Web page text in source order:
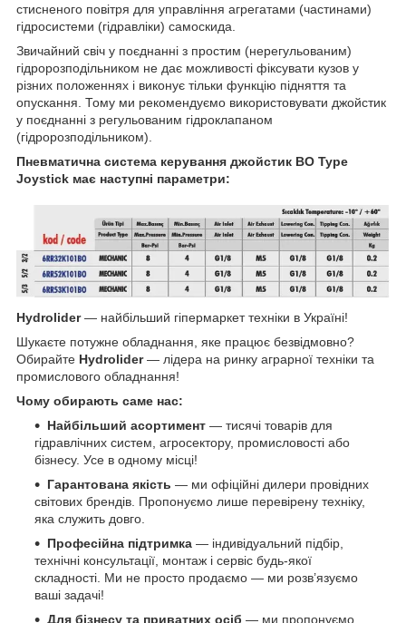
стисненого повітря для управління агрегатами (частинами)
гідросистеми (гідравліки) самоскида.
Звичайний свіч у поєднанні з простим (нерегульованим)
гідророзподільником не дає можливості фіксувати кузов у
різних положеннях і виконує тільки функцію підняття та
опускання. Тому ми рекомендуємо використовувати джойстик
у поєднанні з регульованим гідроклапаном
(гідророзподільником).
Пневматична система керування джойстик BO Type
Joystick має наступні параметри:
Hydrolider— найбільший гіпермаркет техніки в Україні!
Шукаєте потужне обладнання, яке працює безвідмовно?
Обирайте Hydrolider— лідера на ринку аграрної техніки та
промислового обладнання!
Чому обирають саме нас:
Найбільший асортимент — тисячі товарів для
гідравлічних систем, агросектору, промисловості або
бізнесу. Усе в одному місці!
Гарантована якість — ми офіційні дилери провідних
світових брендів. Пропонуємо лише перевірену техніку,
яка служить довго.
Професійна підтримка — індивідуальний підбір,
технічні консультації, монтаж і сервіс будь-якої
складності. Ми не просто продаємо — ми розв’язуємо
ваші задачі!
Для бізнесу та приватних осіб — ми пропонуємо